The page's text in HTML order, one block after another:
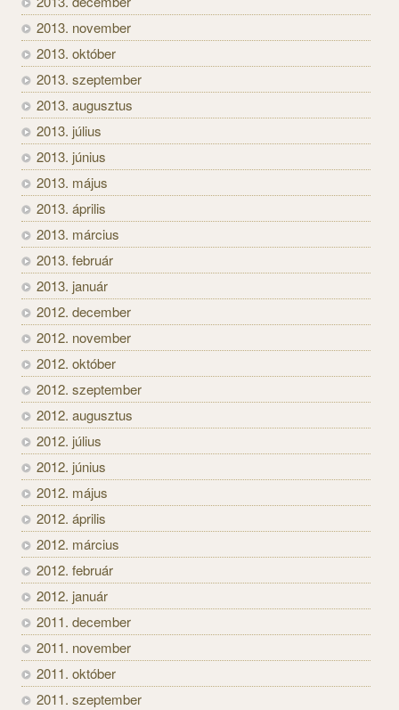
2013. november
2013. október
2013. szeptember
2013. augusztus
2013. július
2013. június
2013. május
2013. április
2013. március
2013. február
2013. január
2012. december
2012. november
2012. október
2012. szeptember
2012. augusztus
2012. július
2012. június
2012. május
2012. április
2012. március
2012. február
2012. január
2011. december
2011. november
2011. október
2011. szeptember